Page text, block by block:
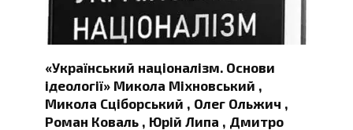
«Український націоналізм. Основи
ідеології» Микола Міхновський ,
Микола Сціборський , Олег Ольжич ,
Роман Коваль , Юрій Липа , Дмитро